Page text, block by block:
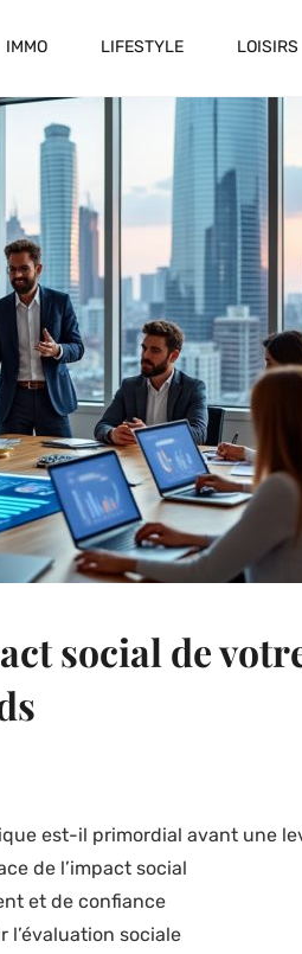
IMMO LIFESTYLE LOISIRS
social de
est-il primordial avant une
de l’impact social
et de confiance
sociale